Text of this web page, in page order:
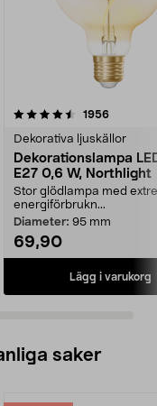
1956
Dekorativa ljuskällor
Dekorationslampa
E27 0,6 W, Northlight
Stor glödlampa med
energiförbrukn...
Diameter: 95 mm
69,90
Lägg i varukorg
4.5 av 5 stjärnor
saker